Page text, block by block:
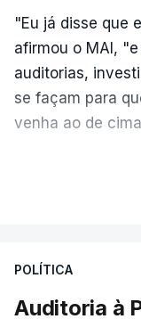
"Eu já disse que
afirmou o MAI,
auditorias,
se façam para
venha ao de
"Estou desejoso,
POLÍTICA
Auditoria à